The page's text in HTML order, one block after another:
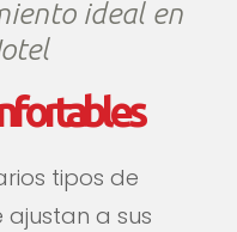
ideal en
tipos de
ajustan a sus